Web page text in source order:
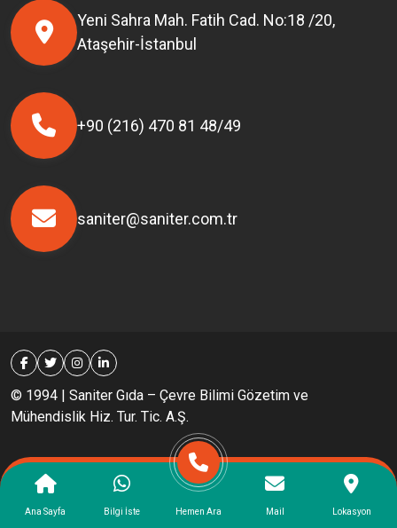
Yeni Sahra Mah. Fatih Cad. No:18 /20,
Ataşehir-İstanbul
+90 (216) 470 81 48/49
saniter@saniter.com.tr
© 1994 | Saniter Gıda – Çevre Bilimi Gözetim ve
Mühendislik Hiz. Tur. Tic. A.Ş.
Ana Sayfa Bilgi İste Hemen Ara Mail Lokasyon